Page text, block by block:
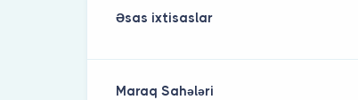
Əsas ixtisaslar
Maraq Sahələri